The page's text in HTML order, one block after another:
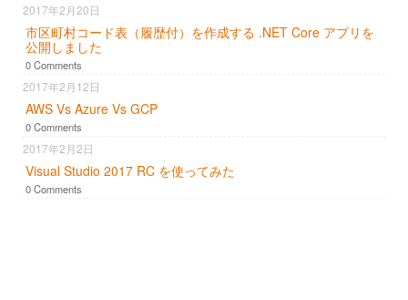
2017年2月20日
市区町村コード表（履歴付）を作成する .NET Core アプリを
公開しました
0 Comments
2017年2月12日
AWS Vs Azure Vs GCP
0 Comments
2017年2月2日
Visual Studio 2017 RC を使ってみた
0 Comments